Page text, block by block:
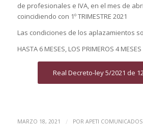
de profesionales e IVA, en el mes de
coincidiendo con 1º TRIMESTRE 2021
Las condiciones de los aplazamientos
HASTA 6 MESES, LOS PRIMEROS 4 MESES
Real Decreto-ley 5/2021 de
MARZO 18, 2021 / POR APETI COMUNICADOS